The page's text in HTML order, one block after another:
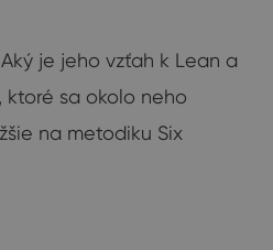
je jeho vzťah k Lean a
ktoré sa okolo neho
na metodiku Six